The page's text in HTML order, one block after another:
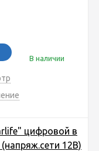
В наличии
цифровой в
12В)